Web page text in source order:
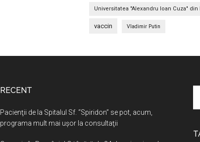
Universitatea "Alexandru Ioan Cuza" din
vaccin Vladimir Putin
RECENT
Pacienţii de la Spitalul Sf. “Spiridon” se pot, acum,
programa mult mai uşor la consultaţii